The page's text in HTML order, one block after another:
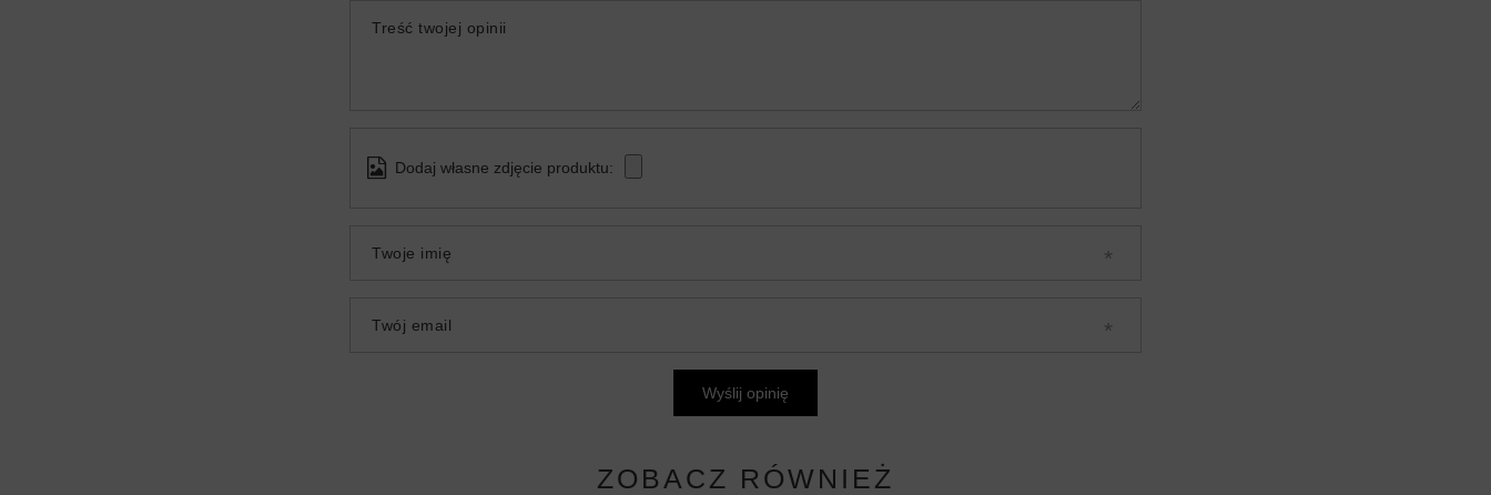
Treść twojej opinii
Dodaj własne zdjęcie produktu:
Twoje imię
Twój email
Wyślij opinię
ZOBACZ RÓWNIEŻ